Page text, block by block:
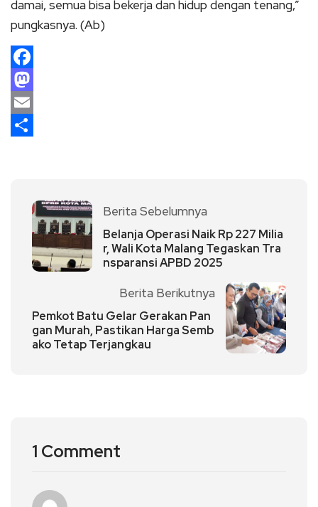
damai, semua bisa bekerja dan hidup dengan tenang,”
pungkasnya. (Ab)
Facebook
Mastodon
Email
Berita Sebelumnya
Belanja Operasi Naik Rp 227 Milia
r, Wali Kota Malang Tegaskan Tra
nsparansi APBD 2025
Berita Berikutnya
Pemkot Batu Gelar Gerakan Pan
gan Murah, Pastikan Harga Semb
ako Tetap Terjangkau
1 Comment